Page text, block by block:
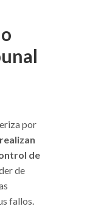
por
de
de
fallos.